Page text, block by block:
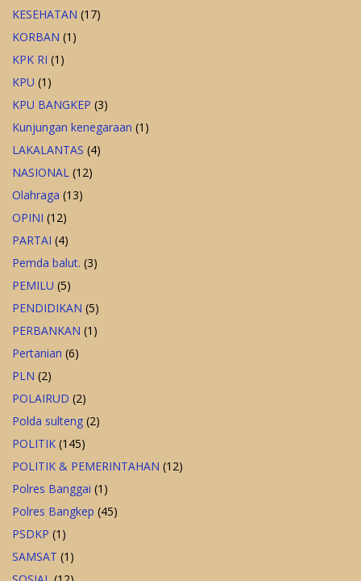
KESEHATAN (17)
KORBAN (1)
KPK RI (1)
KPU (1)
KPU BANGKEP (3)
Kunjungan kenegaraan (1)
LAKALANTAS (4)
NASIONAL (12)
Olahraga (13)
OPINI (12)
PARTAI (4)
Pemda balut. (3)
PEMILU (5)
PENDIDIKAN (5)
PERBANKAN (1)
Pertanian (6)
PLN (2)
POLAIRUD (2)
Polda sulteng (2)
POLITIK (145)
POLITIK & PEMERINTAHAN (12)
Polres Banggai (1)
Polres Bangkep (45)
PSDKP (1)
SAMSAT (1)